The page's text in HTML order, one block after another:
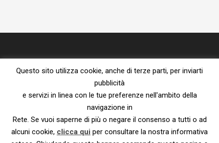
Proprietà letteraria riservata – vietata la riproduzione senza l’espresso
consenso dell’autore.
Privacy Policy e Cookie Policy
Informativa ai sensi del Reg. UE
Questo sito utilizza cookie, anche di terze parti, per inviarti
pubblicità
e servizi in linea con le tue preferenze nell'ambito della
navigazione in
Rete. Se vuoi saperne di più o negare il consenso a tutti o ad
alcuni cookie, clicca qui per consultare la nostra informativa